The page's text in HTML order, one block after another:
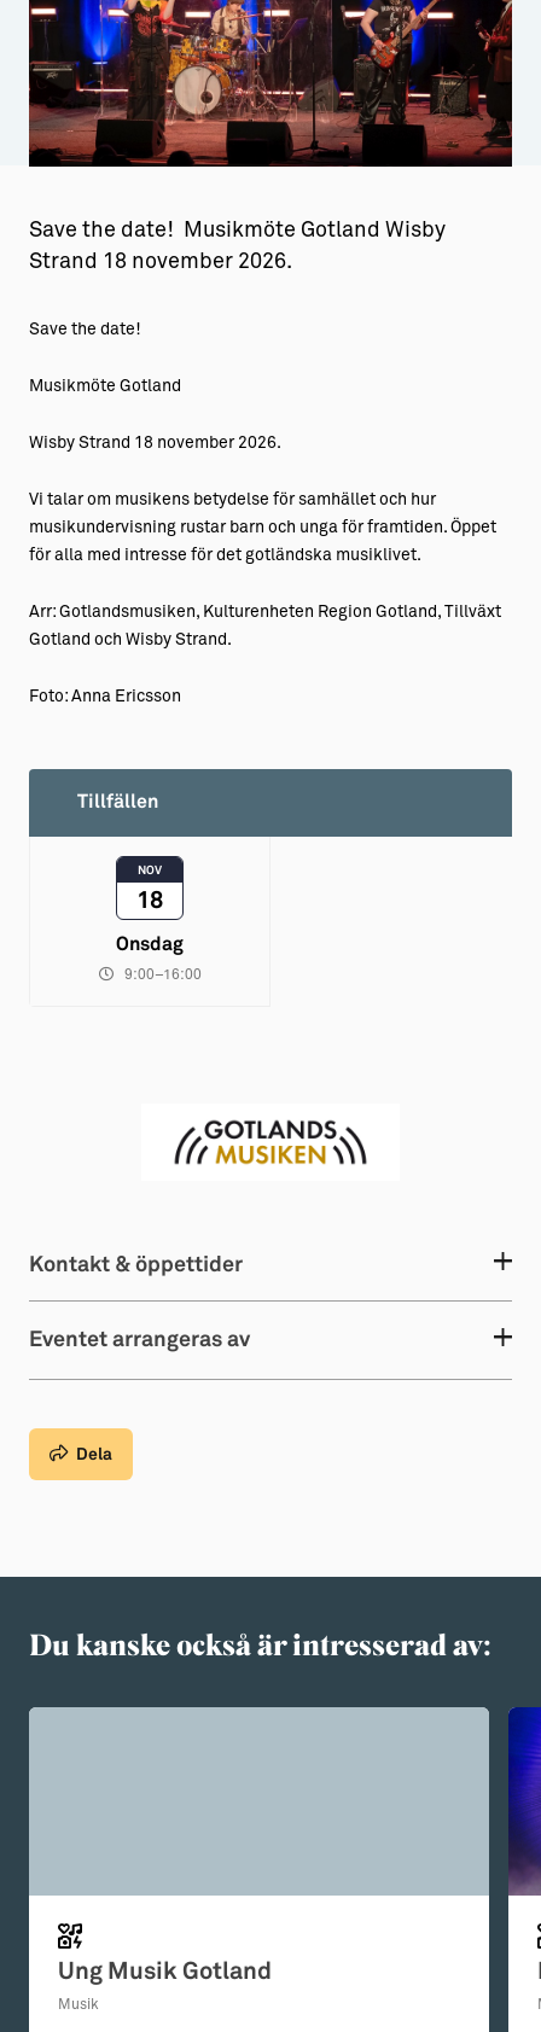
Aktiviteter
Sustainable Plejs
Möten & kongresser
Gotlands kulturarv
Medeltidsveckan
Visby Centrum
→ Gutamål och gotländska
Allt om bostad
→ Hyra bostad
→ Bygga hus
→ Fritidsliv
→ Föreningsliv
Barn & Familj
Save the date! Musikmöte Gotland Wisby
Strand 18 november 2026.
Save the date!
Musikmöte Gotland
Wisby Strand 18 november 2026.
Vi talar om musikens betydelse för samhället och hur
musikundervisning rustar barn och unga för framtiden. Öppet
för alla med intresse för det gotländska musiklivet.
Arr: Gotlandsmusiken, Kulturenheten Region Gotland, Tillväxt
Gotland och Wisby Strand.
Foto: Anna Ericsson
Tillfällen
NOV
18
Onsdag
9:00–16:00
Kontakt & öppettider
Eventet arrangeras av
Dela
Du kanske också är intresserad av:
Ung Musik Gotland
Musik